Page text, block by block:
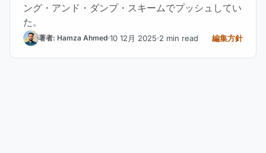
ング・アンド・ダンプ・スキームでプッシュしてい
た。
著者: Hamza Ahmed 10 12月 2025 2 min read 編集方針